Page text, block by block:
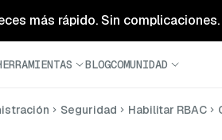
más rápido. Sin complicaciones.
BLOGCOMUNIDAD
Seguridad Habilitar RBAC